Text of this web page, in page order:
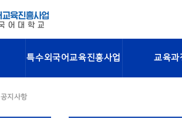
특수외국어교육진흥사업 교육과
공지사항